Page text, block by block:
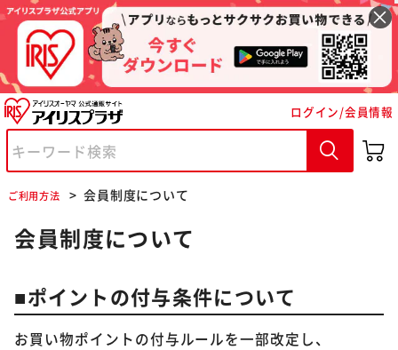
ログイン/会員情報
ご利用方法 会員制度について
会員制度について
■ポイントの付与条件について
お買い物ポイントの付与ルールを一部改定し、